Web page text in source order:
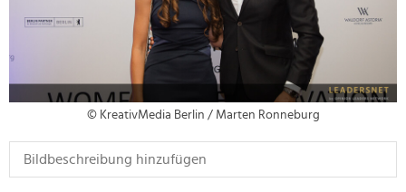
© KreativMedia Berlin / Marten Ronneburg